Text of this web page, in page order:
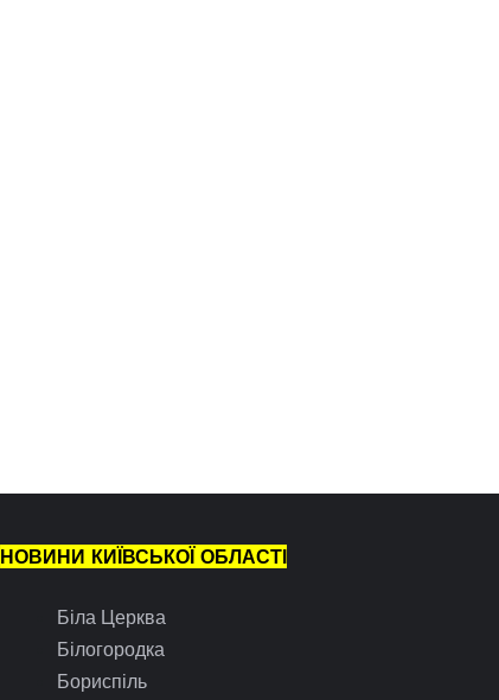
НОВИНИ КИЇВСЬКОЇ ОБЛАСТІ
Біла Церква
Білогородка
Бориспіль